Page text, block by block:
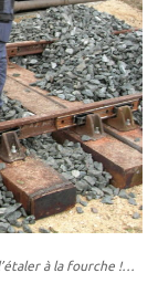
à la fourche !…